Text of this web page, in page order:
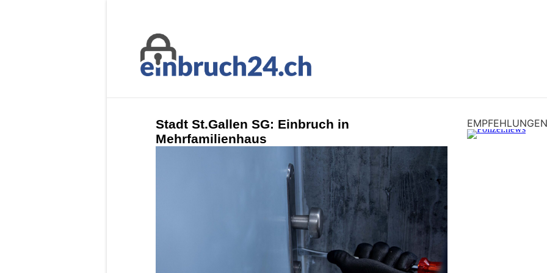
Stadt St.Gallen SG: Einbruch in
Mehrfamilienhaus
EMPFEHLUNGEN